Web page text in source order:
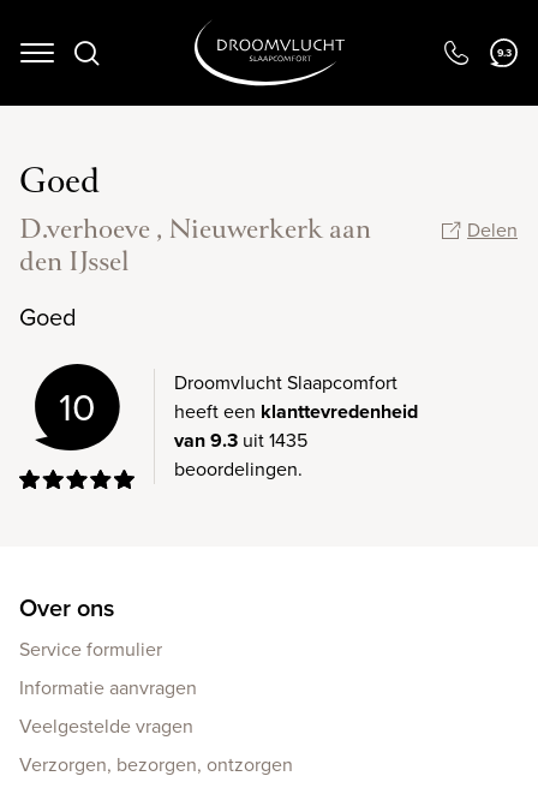
Navigation 9.3
Goed
D.verhoeve , Nieuwerkerk aan
den IJssel
Delen
Goed
10
Droomvlucht Slaapcomfort
heeft een klanttevredenheid
van 9.3 uit 1435
beoordelingen.
Over ons
Service formulier
Informatie aanvragen
Veelgestelde vragen
Verzorgen, bezorgen, ontzorgen